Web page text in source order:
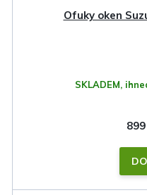
Ofuky oken
SKLADEM,